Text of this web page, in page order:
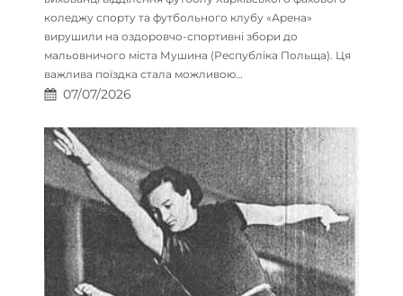
коледжу спорту та футбольного клубу «Арена»
вирушили на оздоровчо-спортивні збори до
мальовничого міста Мушина (Республіка Польща). Ця
важлива поїздка стала можливою…
07/07/2026